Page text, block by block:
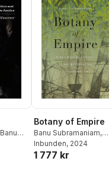
Banu
Botany of Empire
Banu Subramaniam,
Banu Subramaniam
Rebecca Herzig
Inbunden, 2024
1 777 kr